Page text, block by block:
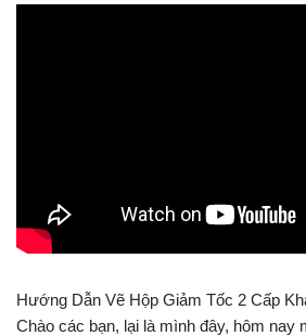
Hướng Dẫn Vẽ Hộp Giảm Tốc 2 Cấp
Chào các bạn, lại là mình đây, hôm nay